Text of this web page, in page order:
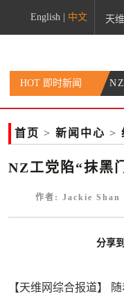
English 中文 天
HOT 即时新闻
新
拦
转场
员工
首页 > 新闻中心 >
NZ工党陷“抹黑
作者: Jackie
分享
【天维网综合报道】